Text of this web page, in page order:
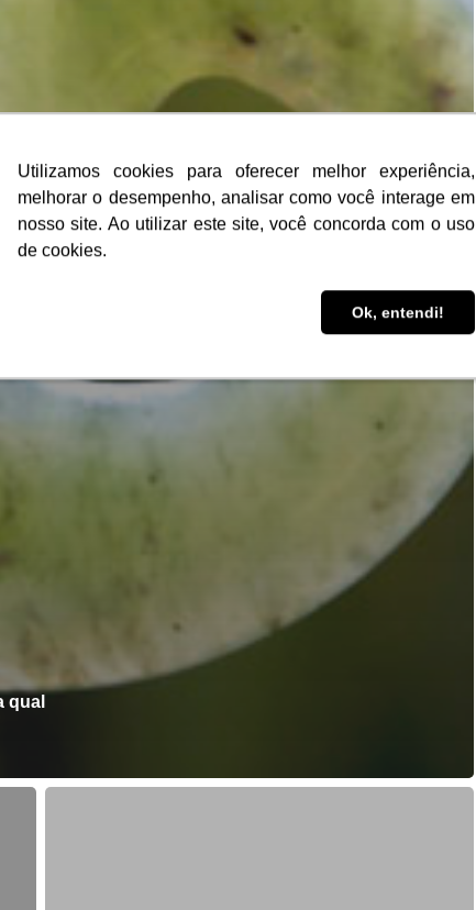
Utilizamos cookies para oferecer melhor experiência,
melhorar o desempenho, analisar como você interage em
nosso site. Ao utilizar este site, você concorda com o uso
de cookies.
Ok, entendi!
Utilizamos cookies para oferecer melhor experiência,
melhorar o desempenho, analisar como você interage em
nosso site. Ao utilizar este site, você concorda com o uso
de cookies.
Ok, entendi!
qual